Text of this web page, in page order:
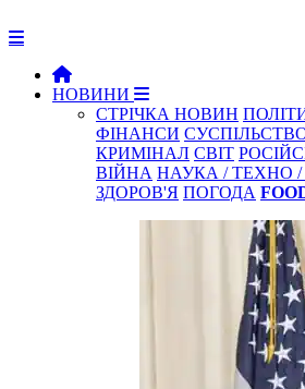
НОВИНИ
СТРІЧКА НОВИН
ФІНАНСИ
КРИМІНАЛ СВІТ
ВІЙНА НАУКА / ТЕХНО /
ЗДОРОВ'Я ПОГОДА